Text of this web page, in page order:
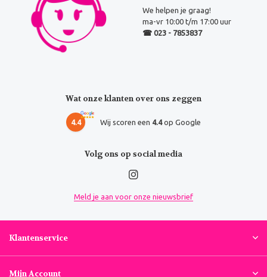
We helpen je graag!
ma-vr 10:00 t/m 17:00 uur
☎ 023 - 7853837
Wat onze klanten over ons zeggen
4.4 Wij scoren een 4.4op Google
Volg ons op social media
Meld je aan voor onze nieuwsbrief
Klantenservice
Mijn Account